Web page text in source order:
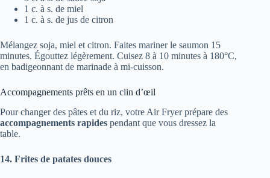
1 c. à s. de miel
1 c. à s. de jus de citron
Mélangez soja, miel et citron. Faites mariner le saumon 15
minutes. Égouttez légèrement. Cuisez 8 à 10 minutes à 180°C,
en badigeonnant de marinade à mi-cuisson.
Accompagnements prêts en un clin d’œil
Pour changer des pâtes et du riz, votre Air Fryer prépare des
accompagnements rapides pendant que vous dressez la
table.
14. Frites de patates douces